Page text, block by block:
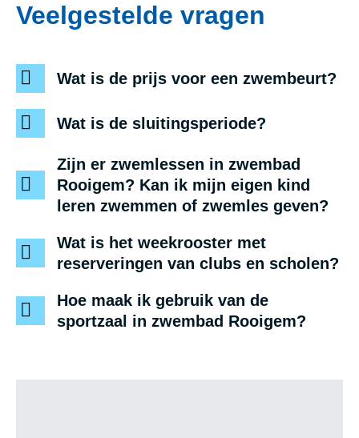
Veelgestelde vragen
Wat is de prijs voor een zwembeurt?
Wat is de sluitingsperiode?
Zijn er zwemlessen in zwembad
Rooigem? Kan ik mijn eigen kind
leren zwemmen of zwemles geven?
Wat is het weekrooster met
reserveringen van clubs en scholen?
Hoe maak ik gebruik van de
sportzaal in zwembad Rooigem?